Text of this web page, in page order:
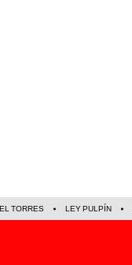
TORRES LEY PULPÍN